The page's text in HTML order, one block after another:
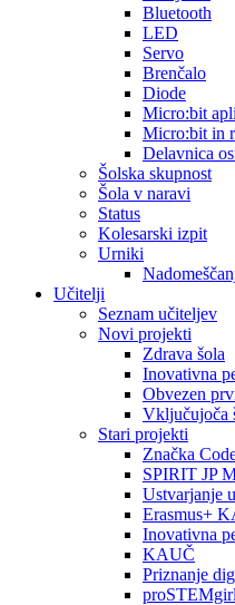
Bluetooth
LED
Servo
Brenčalo
Diode
Micro:bit
Micro:bit in
Delavnica
Šolska skupnost
Šola v naravi
Status
Kolesarski izpit
Urniki
Učitelji
Seznam učiteljev
Novi projekti
Zdrava šola
Inovativna
Obvezen
Vključujoča
Stari projekti
Značka
SPIRIT JP
Ustvarjanje
Erasmus+
Inovativna
KAUČ
Priznanje